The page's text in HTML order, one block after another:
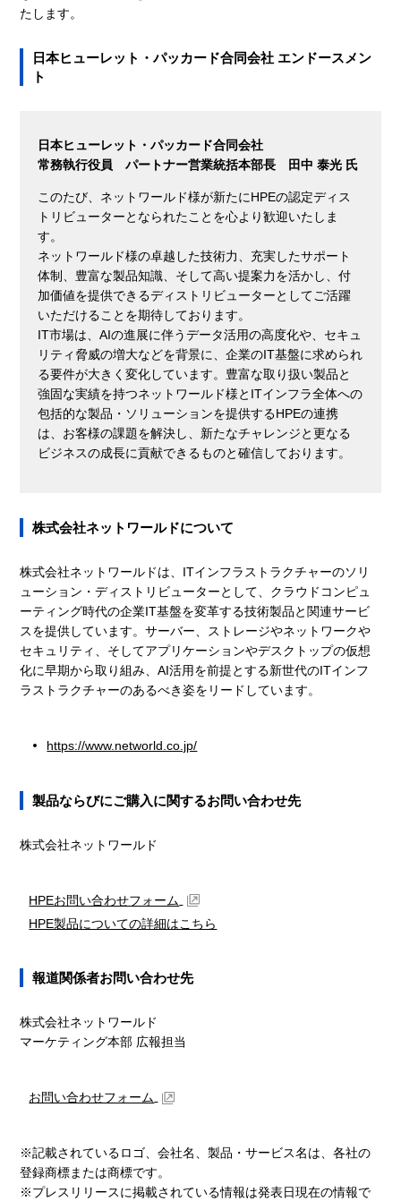
たします。
日本ヒューレット・パッカード合同会社 エンドースメン
ト
日本ヒューレット・パッカード合同会社
常務執行役員 パートナー営業統括本部長 田中 泰光 氏
このたび、ネットワールド様が新たにHPEの認定ディス
トリビューターとなられたことを心より歓迎いたしま
す。
ネットワールド様の卓越した技術力、充実したサポート
体制、豊富な製品知識、そして高い提案力を活かし、付
加価値を提供できるディストリビューターとしてご活躍
いただけることを期待しております。
IT市場は、AIの進展に伴うデータ活用の高度化や、セキュ
リティ脅威の増大などを背景に、企業のIT基盤に求められ
る要件が大きく変化しています。豊富な取り扱い製品と
強固な実績を持つネットワールド様とITインフラ全体への
包括的な製品・ソリューションを提供するHPEの連携
は、お客様の課題を解決し、新たなチャレンジと更なる
ビジネスの成長に貢献できるものと確信しております。
株式会社ネットワールドについて
株式会社ネットワールドは、ITインフラストラクチャーのソリ
ューション・ディストリビューターとして、クラウドコンピュ
ーティング時代の企業IT基盤を変革する技術製品と関連サービ
スを提供しています。サーバー、ストレージやネットワークや
セキュリティ、そしてアプリケーションやデスクトップの仮想
化に早期から取り組み、AI活用を前提とする新世代のITインフ
ラストラクチャーのあるべき姿をリードしています。
https://www.networld.co.jp/
製品ならびにご購入に関するお問い合わせ先
株式会社ネットワールド
HPEお問い合わせフォーム
HPE製品についての詳細はこちら
報道関係者お問い合わせ先
株式会社ネットワールド
マーケティング本部 広報担当
お問い合わせフォーム
※記載されているロゴ、会社名、製品・サービス名は、各社の
登録商標または商標です。
※プレスリリースに掲載されている情報は発表日現在の情報で